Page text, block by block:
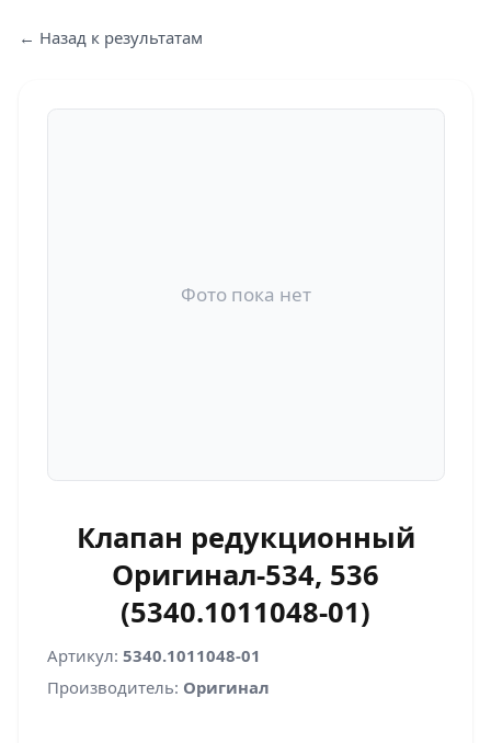
← Назад к результатам
Фото пока нет
Клапан редукционный
Оригинал-534, 536
(5340.1011048-01)
Артикул: 5340.1011048-01
Производитель: Оригинал